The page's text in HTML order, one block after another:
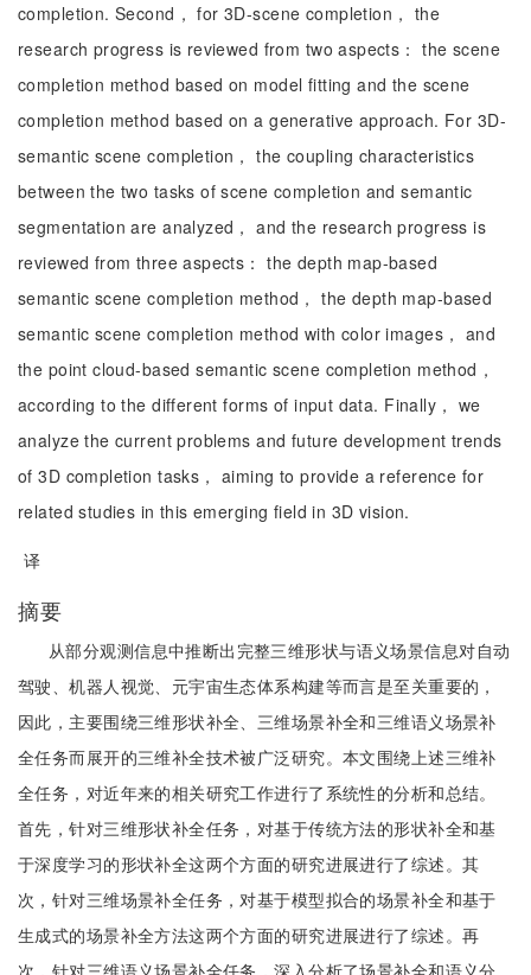
completion. Second， for 3D-scene completion， the
research progress is reviewed from two aspects： the scene
completion method based on model fitting and the scene
completion method based on a generative approach. For 3D-
semantic scene completion， the coupling characteristics
between the two tasks of scene completion and semantic
segmentation are analyzed， and the research progress is
reviewed from three aspects： the depth map-based
semantic scene completion method， the depth map-based
semantic scene completion method with color images， and
the point cloud-based semantic scene completion method，
according to the different forms of input data. Finally， we
analyze the current problems and future development trends
of 3D completion tasks， aiming to provide a reference for
related studies in this emerging field in 3D vision.
译
摘要
从部分观测信息中推断出完整三维形状与语义场景信息对自动
驾驶、机器人视觉、元宇宙生态体系构建等而言是至关重要的，
因此，主要围绕三维形状补全、三维场景补全和三维语义场景补
全任务而展开的三维补全技术被广泛研究。本文围绕上述三维补
全任务，对近年来的相关研究工作进行了系统性的分析和总结。
首先，针对三维形状补全任务，对基于传统方法的形状补全和基
于深度学习的形状补全这两个方面的研究进展进行了综述。其
次，针对三维场景补全任务，对基于模型拟合的场景补全和基于
生成式的场景补全方法这两个方面的研究进展进行了综述。再
次，针对三维语义场景补全任务，深入分析了场景补全和语义分